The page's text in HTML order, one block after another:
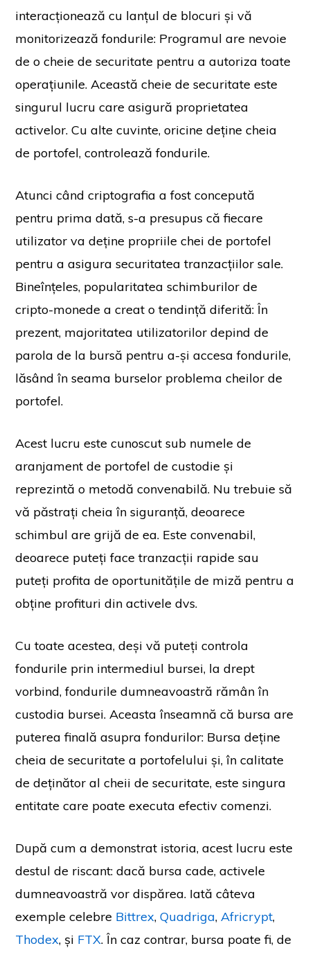
interacționează cu lanțul de blocuri și vă
monitorizează fondurile: Programul are nevoie
de o cheie de securitate pentru a autoriza toate
operațiunile. Această cheie de securitate este
singurul lucru care asigură proprietatea
activelor. Cu alte cuvinte, oricine deține cheia
de portofel, controlează fondurile.
Atunci când criptografia a fost concepută
pentru prima dată, s-a presupus că fiecare
utilizator va deține propriile chei de portofel
pentru a asigura securitatea tranzacțiilor sale.
Bineînțeles, popularitatea schimburilor de
cripto-monede a creat o tendință diferită: În
prezent, majoritatea utilizatorilor depind de
parola de la bursă pentru a-și accesa fondurile,
lăsând în seama burselor problema cheilor de
portofel.
Acest lucru este cunoscut sub numele de
aranjament de portofel de custodie și
reprezintă o metodă convenabilă. Nu trebuie să
vă păstrați cheia în siguranță, deoarece
schimbul are grijă de ea. Este convenabil,
deoarece puteți face tranzacții rapide sau
puteți profita de oportunitățile de miză pentru a
obține profituri din activele dvs.
Cu toate acestea, deși vă puteți controla
fondurile prin intermediul bursei, la drept
vorbind, fondurile dumneavoastră rămân în
custodia bursei. Aceasta înseamnă că bursa are
puterea finală asupra fondurilor: Bursa deține
cheia de securitate a portofelului și, în calitate
de deținător al cheii de securitate, este singura
entitate care poate executa efectiv comenzi.
După cum a demonstrat istoria, acest lucru este
destul de riscant: dacă bursa cade, activele
dumneavoastră vor dispărea. Iată câteva
exemple celebre Bittrex,Quadriga,Africrypt,
Thodex, și FTX. În caz contrar, bursa poate fi, de